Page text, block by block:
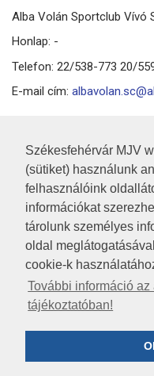
Székesfehérvár MJV
(sütiket) használunk
felhasználóink
információkat
tárolunk személyes
oldal
cookie-k
További információ
tájékoztatóban!
Alba Volán Sportclub Vívó
Honlap: -
Telefon: 22/538-773 20/
E-mail cím:
RSS
A HONLAP 2017.03.31-I
JOGI NYILATKOZAT
IMPRESSZUM
KÖZÉRDEKŰ ADATOK